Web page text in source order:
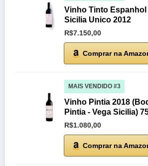
Vinho Tinto Espanhol
Sicilia Unico 2012
R$7.150,00
Comprar na
MAIS VENDIDO #3
Vinho Pintia 2018
Pintia - Vega Sicilia)
R$1.080,00
Comprar na